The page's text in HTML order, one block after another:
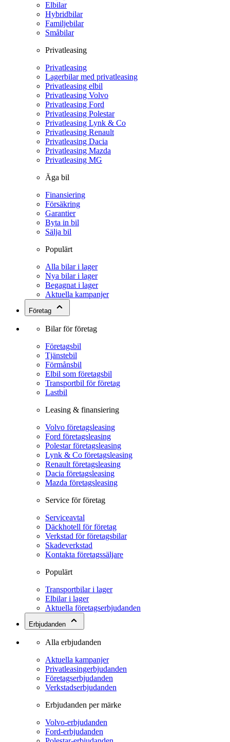
Elbilar
Hybridbilar
Familjebilar
Småbilar
Privatleasing
Privatleasing
Lagerbilar med privatleasing
Privatleasing elbil
Privatleasing Volvo
Privatleasing Ford
Privatleasing Polestar
Privatleasing Lynk & Co
Privatleasing Renault
Privatleasing Dacia
Privatleasing Mazda
Privatleasing MG
Äga bil
Finansiering
Försäkring
Garantier
Byta in bil
Sälja bil
Populärt
Alla bilar i lager
Nya bilar i lager
Begagnat i lager
Aktuella kampanjer
Företag
Bilar för företag
Företagsbil
Tjänstebil
Förmånsbil
Elbil som företagsbil
Transportbil för företag
Lastbil
Leasing & finansiering
Volvo företagsleasing
Ford företagsleasing
Polestar företagsleasing
Lynk & Co företagsleasing
Renault företagsleasing
Dacia företagsleasing
Mazda företagsleasing
Service för företag
Serviceavtal
Däckhotell för företag
Verkstad för företagsbilar
Skadeverkstad
Kontakta företagssäljare
Populärt
Transportbilar i lager
Elbilar i lager
Aktuella företagserbjudanden
Erbjudanden
Alla erbjudanden
Aktuella kampanjer
Privatleasingerbjudanden
Företagserbjudanden
Verkstadserbjudanden
Erbjudanden per märke
Volvo-erbjudanden
Ford-erbjudanden